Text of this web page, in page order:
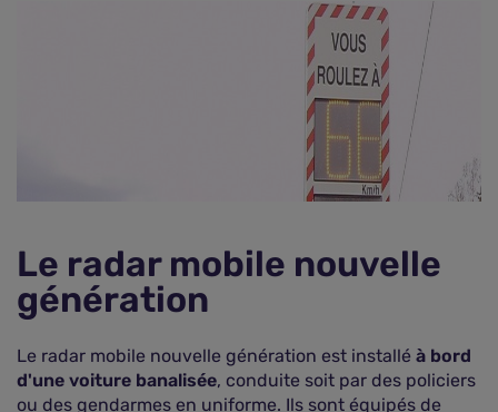
Le radar mobile nouvelle
génération
Le radar mobile nouvelle génération est installé à bord
d'une voiture banalisée, conduite soit par des policiers
ou des gendarmes en uniforme. Ils sont équipés de